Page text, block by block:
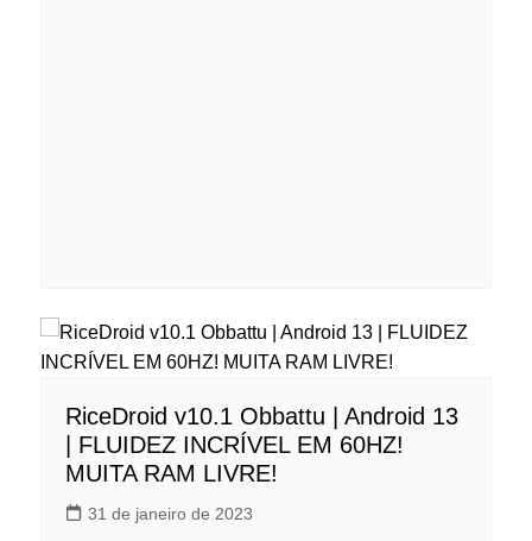
RiceDroid v10.1 Obbattu | Android 13
| FLUIDEZ INCRÍVEL EM 60HZ!
MUITA RAM LIVRE!
31 de janeiro de 2023